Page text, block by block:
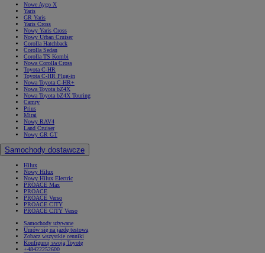
Nowe Aygo X
Yaris
GR Yaris
Yaris Cross
Nowy Yaris Cross
Nowy Urban Cruiser
Corolla Hatchback
Corolla Sedan
Corolla TS Kombi
Nowa Corolla Cross
Toyota C-HR
Toyota C-HR Plug-in
Nowa Toyota C-HR+
Nowa Toyota bZ4X
Nowa Toyota bZ4X Touring
Camry
Prius
Mirai
Nowy RAV4
Land Cruiser
Nowy GR GT
Samochody dostawcze
Hilux
Nowy Hilux
Nowy Hilux Electric
PROACE Max
PROACE
PROACE Verso
PROACE CITY
PROACE CITY Verso
Samochody używane
Umów się na jazdę testową
Zobacz wszystkie cenniki
Konfiguruj swoją Toyotę
+48422252600